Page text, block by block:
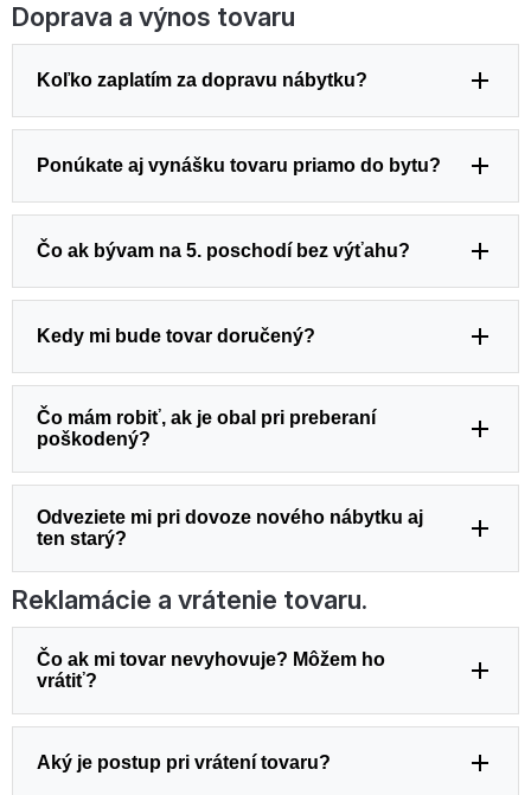
Doprava a výnos tovaru
Koľko zaplatím za dopravu nábytku?
Ponúkate aj vynášku tovaru priamo do bytu?
Čo ak bývam na 5. poschodí bez výťahu?
Kedy mi bude tovar doručený?
Čo mám robiť, ak je obal pri preberaní
poškodený?
Odveziete mi pri dovoze nového nábytku aj
ten starý?
Reklamácie a vrátenie tovaru.
Čo ak mi tovar nevyhovuje? Môžem ho
vrátiť?
Aký je postup pri vrátení tovaru?